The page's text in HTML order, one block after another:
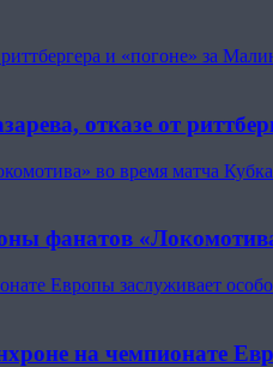
и «погоне» за
отказе от
во время матча
фанатов
Европы заслуживает
на чемпионате